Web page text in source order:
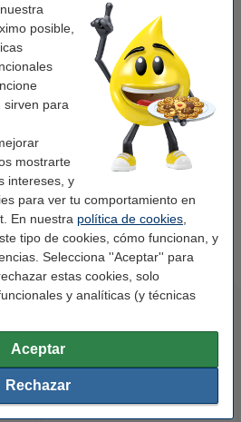
posible,
sirven para
mostrarte
intereses, y
para ver tu comportamiento en
En nuestra política de cookies
tipo de cookies, cómo funcionan, y
Selecciona ''Aceptar'' para
estas cookies, solo
y analíticas (y técnicas
Aceptar
Rechazar
Fregar Amarilla 100 Ø x 40
líquido lavavajillas (500
destacados